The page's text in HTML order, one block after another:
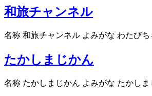
和旅チャンネル
名称 和旅チャンネル よみがな わたび
たかしまじかん
名称 たかしまじかん よみがな たかし